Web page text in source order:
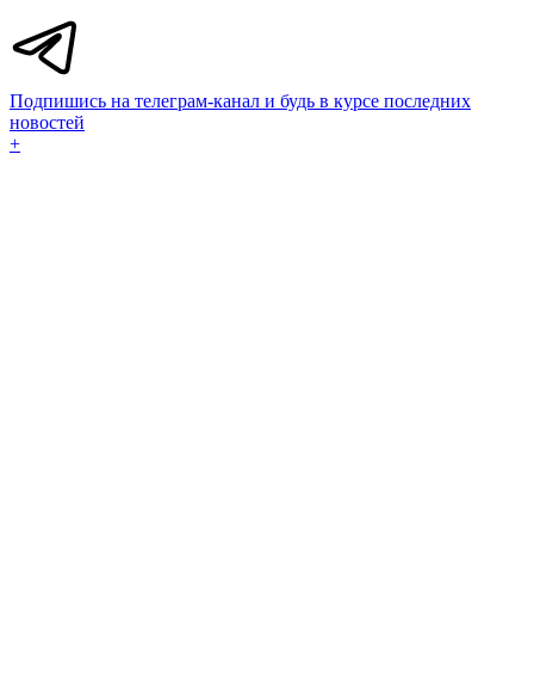
Подпишись на телеграм-канал и будь в курсе последних
новостей
+